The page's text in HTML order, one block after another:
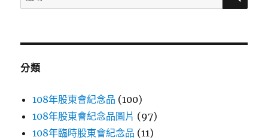
瓶〉
尋
鍵
分類
108年股東會紀念品 (100)
108年股東會紀念品圖片 (97)
108年臨時股東會紀念品 (11)